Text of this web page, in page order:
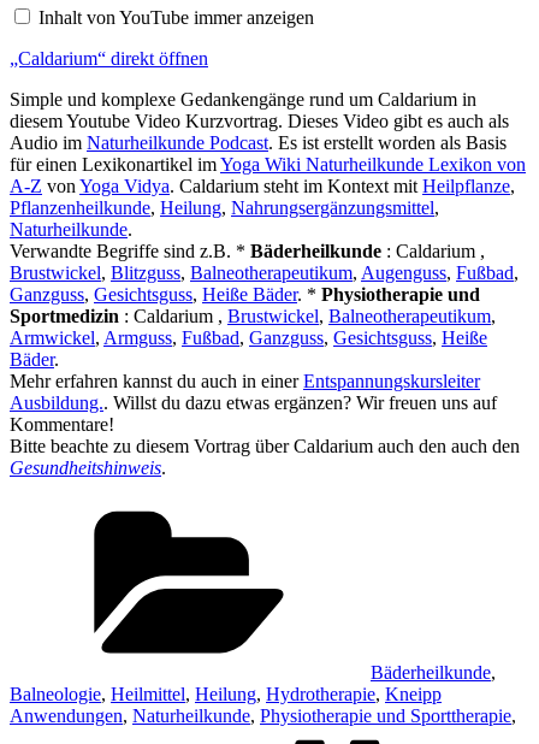
Inhalt von YouTube immer anzeigen
„Caldarium“ direkt öffnen
Simple und komplexe Gedankengänge rund um Caldarium in
diesem Youtube Video Kurzvortrag. Dieses Video gibt es auch als
Audio im Naturheilkunde Podcast. Es ist erstellt worden als Basis
für einen Lexikonartikel imYoga Wiki Naturheilkunde Lexikon von
A-Z von Yoga Vidya. Caldarium steht im Kontext mit Heilpflanze,
Pflanzenheilkunde, Heilung, Nahrungsergänzungsmittel,
Naturheilkunde.
Verwandte Begriffe sind z.B. * Bäderheilkunde : Caldarium ,
Brustwickel, Blitzguss, Balneotherapeutikum, Augenguss, Fußbad,
Ganzguss, Gesichtsguss, Heiße Bäder. * Physiotherapie und
Sportmedizin : Caldarium , Brustwickel, Balneotherapeutikum,
Armwickel, Armguss, Fußbad, Ganzguss, Gesichtsguss, Heiße
Bäder.
Mehr erfahren kannst du auch in einerEntspannungskursleiter
Ausbildung.. Willst du dazu etwas ergänzen? Wir freuen uns auf
Kommentare!
Bitte beachte zu diesem Vortrag über Caldarium auch den auch den
Gesundheitshinweis.
Bäderheilkunde,
Balneologie, Heilmittel, Heilung, Hydrotherapie, Kneipp
Anwendungen, Naturheilkunde, Physiotherapie und Sporttherapie,